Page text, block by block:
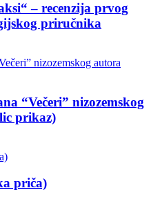
– recenzija prvog
priručnika
“Večeri” nizozemskog
prikaz)
priča)